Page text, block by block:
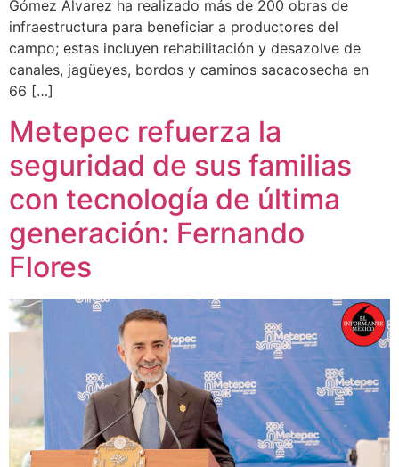
Gómez Álvarez ha realizado más de 200 obras de
infraestructura para beneficiar a productores del
campo; estas incluyen rehabilitación y desazolve de
canales, jagüeyes, bordos y caminos sacacosecha en
66 […]
Metepec refuerza la
seguridad de sus familias
con tecnología de última
generación: Fernando
Flores